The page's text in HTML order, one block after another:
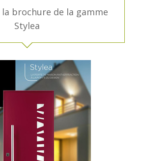
la brochure de la gamme
Stylea